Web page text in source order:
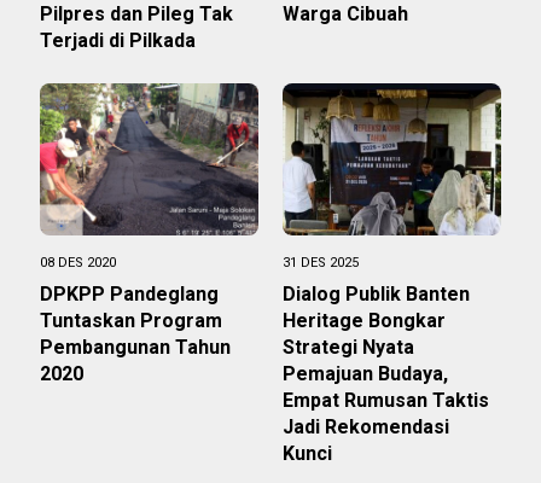
Pilpres dan Pileg Tak
Terjadi di Pilkada
Warga Cibuah
08 DES 2020
DPKPP Pandeglang
Tuntaskan Program
Pembangunan Tahun
2020
31 DES 2025
Dialog Publik Banten
Heritage Bongkar
Strategi Nyata
Pemajuan Budaya,
Empat Rumusan Taktis
Jadi Rekomendasi
Kunci